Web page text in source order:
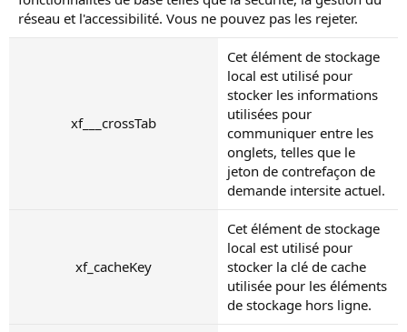
réseau et l'accessibilité. Vous ne pouvez pas les rejeter.
xf___crossTab
Cet élément de stockage
local est utilisé pour
stocker les informations
utilisées pour
communiquer entre les
onglets, telles que le
jeton de contrefaçon de
demande intersite actuel.
xf_cacheKey
Cet élément de stockage
local est utilisé pour
stocker la clé de cache
utilisée pour les éléments
de stockage hors ligne.